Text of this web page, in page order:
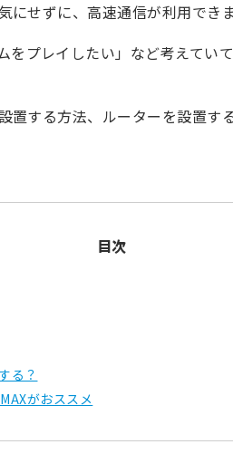
にせずに、高速通信が利用でき
をプレイしたい」など考えて
置する方法、ルーターを設置す
目次
る？
がおススメ